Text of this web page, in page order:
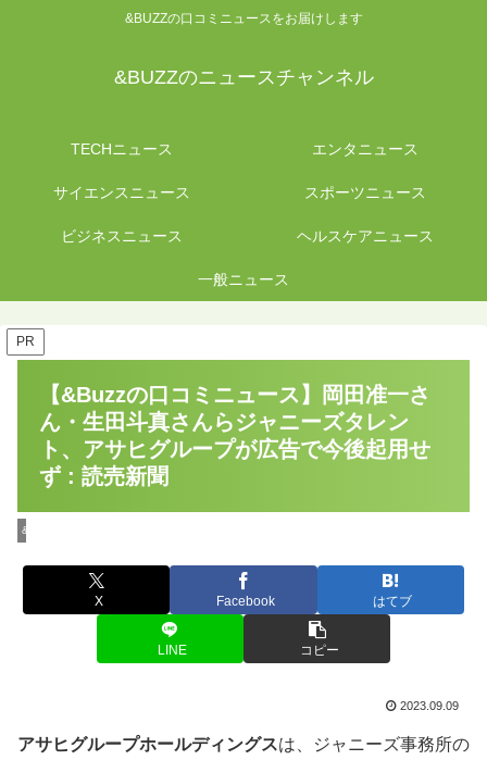
&BUZZの口コミニュースをお届けします
&BUZZのニュースチャンネル
TECHニュース エンタニュース
サイエンスニュース スポーツニュース
ビジネスニュース ヘルスケアニュース
一般ニュース
PR
【&Buzzの口コミニュース】岡田准一さ
ん・生田斗真さんらジャニーズタレン
ト、アサヒグループが広告で今後起用せ
ず : 読売新聞
&Buzzのエンタニュース
X Facebook はてブ
LINE コピー
2023.09.09
アサヒグループホールディングスは、ジャニーズ事務所の